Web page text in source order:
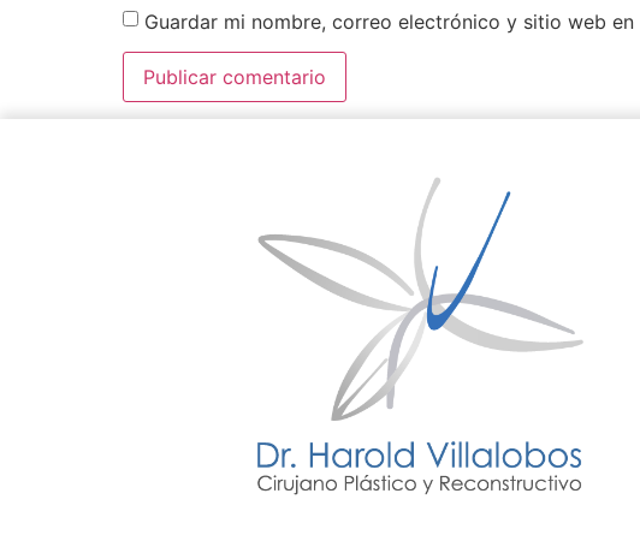
Guardar mi nombre, correo electrónico y sitio web